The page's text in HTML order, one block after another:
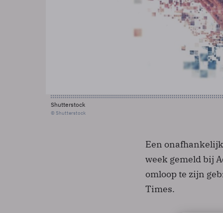
Shutterstock
© Shutterstock
Een
week gemeld bij
omloop te zijn
Times.